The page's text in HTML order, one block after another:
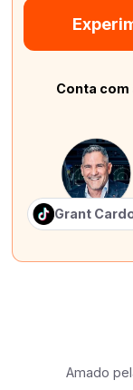
Conta com
Grant
Amado